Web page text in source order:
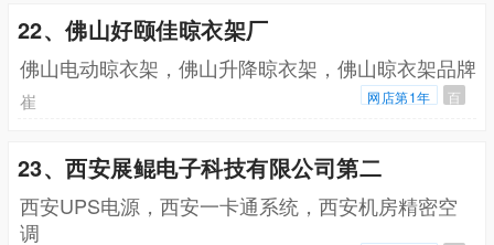
22、佛山好颐佳晾衣架厂
佛山电动晾衣架，佛山升降晾衣架，佛山晾衣架品牌
崔 网店第1年 百
23、西安展鲲电子科技有限公司第二
西安UPS电源，西安一卡通系统，西安机房精密空
调